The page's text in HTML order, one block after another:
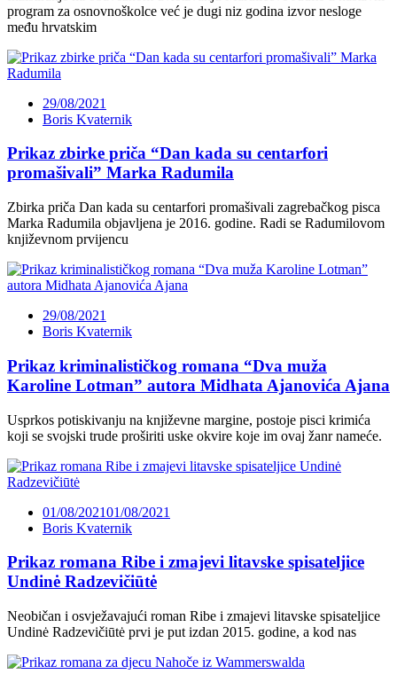
program za osnovnoškolce već je dugi niz godina izvor nesloge
među hrvatskim
29/08/2021
Boris Kvaternik
Prikaz zbirke priča “Dan kada su centarfori
promašivali” Marka Radumila
Zbirka priča Dan kada su centarfori promašivali zagrebačkog pisca
Marka Radumila objavljena je 2016. godine. Radi se Radumilovom
književnom prvijencu
29/08/2021
Boris Kvaternik
Prikaz kriminalističkog romana “Dva muža
Karoline Lotman” autora Midhata Ajanovića Ajana
Usprkos potiskivanju na književne margine, postoje pisci krimića
koji se svojski trude proširiti uske okvire koje im ovaj žanr nameće.
01/08/202101/08/2021
Boris Kvaternik
Prikaz romana Ribe i zmajevi litavske spisateljice
Undinė Radzevičiūtė
Neobičan i osvježavajući roman Ribe i zmajevi litavske spisateljice
Undinė Radzevičiūtė prvi je put izdan 2015. godine, a kod nas